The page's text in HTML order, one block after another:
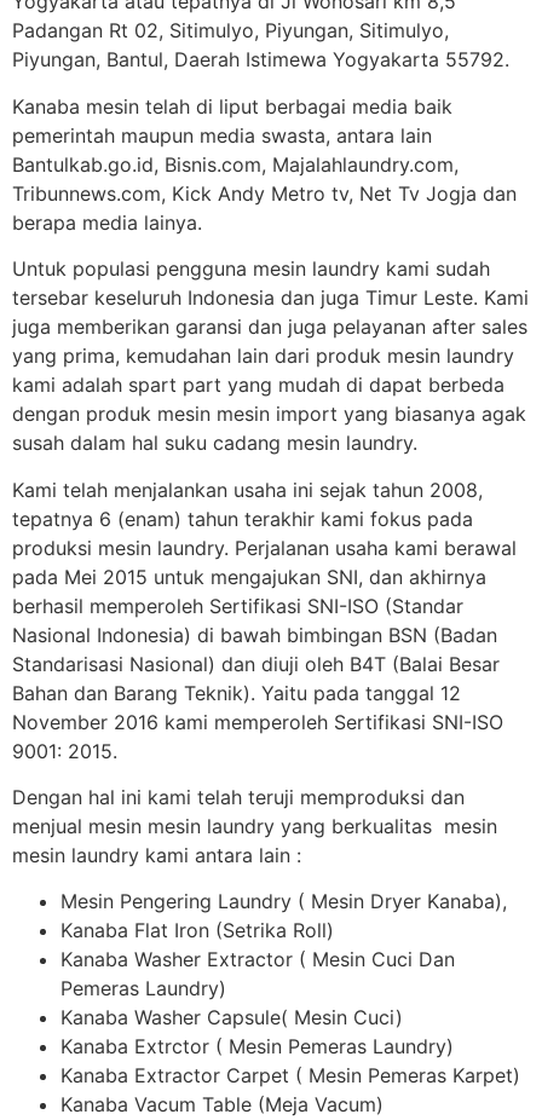
Padangan Rt 02, Sitimulyo, Piyungan, Sitimulyo,
Piyungan, Bantul, Daerah Istimewa Yogyakarta 55792.
Kanaba mesin telah di liput berbagai media baik
pemerintah maupun media swasta, antara lain
Bantulkab.go.id, Bisnis.com, Majalahlaundry.com,
Tribunnews.com, Kick Andy Metro tv, Net Tv Jogja dan
berapa media lainya.
Untuk populasi pengguna mesin laundry kami sudah
tersebar keseluruh Indonesia dan juga Timur Leste. Kami
juga memberikan garansi dan juga pelayanan after sales
yang prima, kemudahan lain dari produk mesin laundry
kami adalah spart part yang mudah di dapat berbeda
dengan produk mesin mesin import yang biasanya agak
susah dalam hal suku cadang mesin laundry.
Kami telah menjalankan usaha ini sejak tahun 2008,
tepatnya 6 (enam) tahun terakhir kami fokus pada
produksi mesin laundry. Perjalanan usaha kami berawal
pada Mei 2015 untuk mengajukan SNI, dan akhirnya
berhasil memperoleh Sertifikasi SNI-ISO (Standar
Nasional Indonesia) di bawah bimbingan BSN (Badan
Standarisasi Nasional) dan diuji oleh B4T (Balai Besar
Bahan dan Barang Teknik). Yaitu pada tanggal 12
November 2016 kami memperoleh Sertifikasi SNI-ISO
9001: 2015.
Dengan hal ini kami telah teruji memproduksi dan
menjual mesin mesin laundry yang berkualitas mesin
mesin laundry kami antara lain :
Mesin Pengering Laundry ( Mesin Dryer Kanaba),
Kanaba Flat Iron (Setrika Roll)
Kanaba Washer Extractor ( Mesin Cuci Dan
Pemeras Laundry)
Kanaba Washer Capsule( Mesin Cuci)
Kanaba Extrctor ( Mesin Pemeras Laundry)
Kanaba Extractor Carpet ( Mesin Pemeras Karpet)
Kanaba Vacum Table (Meja Vacum)